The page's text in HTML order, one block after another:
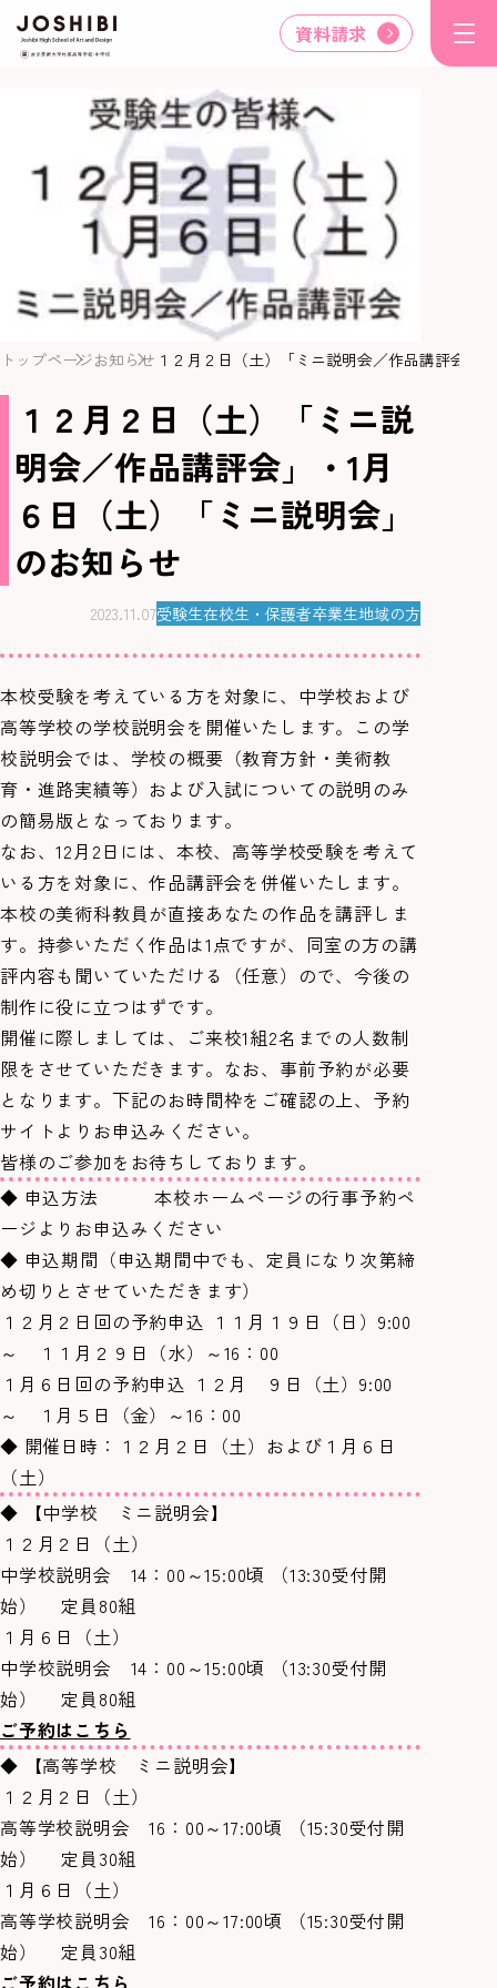
資料請求
トップページお知らせ １２月２日（土）「ミニ説明会／作品講評会」
１２月２日（土）「ミニ説
明会／作品講評会」・1月
６日（土）「ミニ説明会」
のお知らせ
2023.11.07受験生在校生・保護者卒業生地域の方
本校受験を考えている方を対象に、中学校および
高等学校の学校説明会を開催いたします。この学
校説明会では、学校の概要（教育方針・美術教
育・進路実績等）および入試についての説明のみ
の簡易版となっております。
なお、12月2日には、本校、高等学校受験を考えて
いる方を対象に、作品講評会を併催いたします。
本校の美術科教員が直接あなたの作品を講評しま
す。持参いただく作品は1点ですが、同室の方の講
評内容も聞いていただける（任意）ので、今後の
制作に役に立つはずです。
開催に際しましては、ご来校1組2名までの人数制
限をさせていただきます。なお、事前予約が必要
となります。下記のお時間枠をご確認の上、予約
サイトよりお申込みください。
皆様のご参加をお待ちしております。
◆ 申込方法 本校ホームページの行事予約ペ
ージよりお申込みください
◆ 申込期間（申込期間中でも、定員になり次第締
め切りとさせていただきます）
１２月２日回の予約申込 １１月１９日（日）9:00
～ １１月２９日（水）～16：00
１月６日回の予約申込 １２月 ９日（土）9:00
～ １月５日（金）～16：00
◆ 開催日時：１２月２日（土）および１月６日
（土）
◆ 【中学校 ミニ説明会】
１２月２日（土）
中学校説明会 14：00～15:00頃 （13:30受付開
始） 定員80組
１月６日（土）
中学校説明会 14：00～15:00頃 （13:30受付開
始） 定員80組
ご予約はこちら
◆ 【高等学校 ミニ説明会】
１２月２日（土）
高等学校説明会 16：00～17:00頃 （15:30受付開
始） 定員30組
１月６日（土）
高等学校説明会 16：00～17:00頃 （15:30受付開
始） 定員30組
ご予約はこちら